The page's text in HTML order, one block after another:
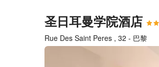
圣日耳曼学院酒店
Rue Des Saint Peres , 32 - 巴黎